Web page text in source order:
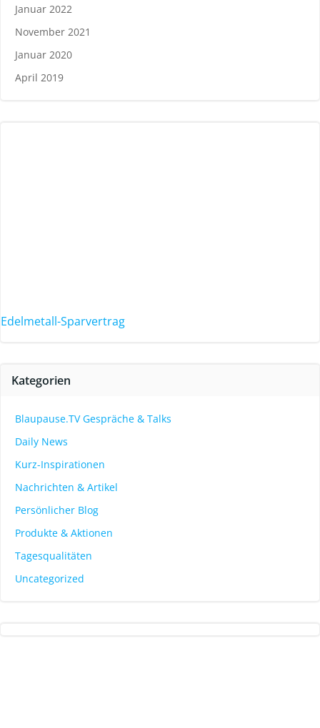
Januar 2022
November 2021
Januar 2020
April 2019
Edelmetall-Sparvertrag
Kategorien
Blaupause.TV Gespräche & Talks
Daily News
Kurz-Inspirationen
Nachrichten & Artikel
Persönlicher Blog
Produkte & Aktionen
Tagesqualitäten
Uncategorized